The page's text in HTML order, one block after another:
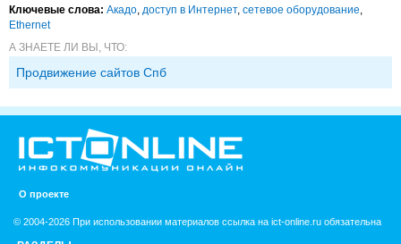
Ключевые слова: Акадо доступ в Интернет, сетевое оборудование
Ethernet
А ЗНАЕТЕ ЛИ ВЫ, ЧТО:
Продвижение сайтов Спб
О проекте
© 2004-2026 При использовании материалов ссылка на ict-online.ru обязательна